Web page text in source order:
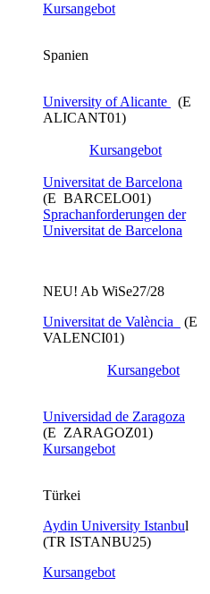
Kursangebot
Spanien
University of Alicante
(E
ALICANT01)
Kursangebot
Universitat de Barcelona
(E BARCELO01)
Sprachanforderungen der
Universitat de Barcelona
NEU! Ab WiSe27/28
Universitat de València
​ (E
VALENCI01)
Kursangebot
Universidad de Zaragoza
(E ZARAGOZ01)
Kursangebot
Türkei
Aydin University Istanbul
(TR ISTANBU25)
Kursangebot